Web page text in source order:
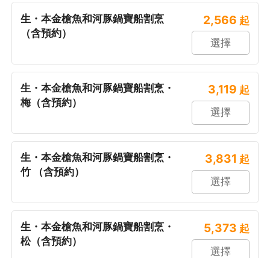
生・本金槍魚和河豚鍋寶船割烹
（含預約）
2,566 起
選擇
生・本金槍魚和河豚鍋寶船割烹・
梅（含預約）
3,119 起
選擇
生・本金槍魚和河豚鍋寶船割烹・
竹 （含預約）
3,831 起
選擇
生・本金槍魚和河豚鍋寶船割烹・
松（含預約）
5,373 起
選擇